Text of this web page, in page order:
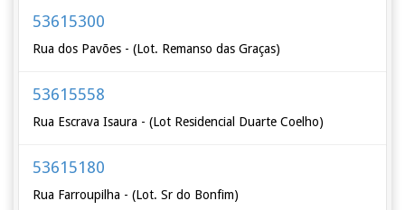
53615300
Rua dos Pavões - (Lot. Remanso das Graças)
53615558
Rua Escrava Isaura - (Lot Residencial Duarte Coelho)
53615180
Rua Farroupilha - (Lot. Sr do Bonfim)